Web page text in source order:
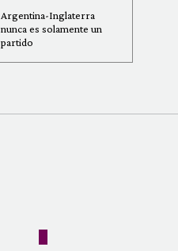
Argentina-Inglaterra
nunca es solamente un
partido